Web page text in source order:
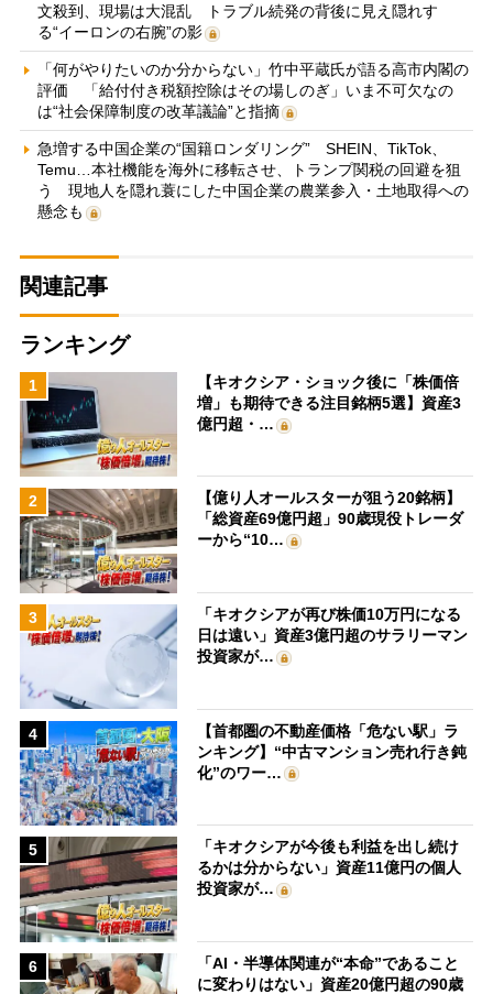
文殺到、現場は大混乱 トラブル続発の背後に見え隠れす
る“イーロンの右腕”の影
「何がやりたいのか分からない」竹中平蔵氏が語る高市内閣の
評価 「給付付き税額控除はその場しのぎ」いま不可欠なの
は“社会保障制度の改革議論”と指摘
急増する中国企業の“国籍ロンダリング” SHEIN、TikTok、
Temu…本社機能を海外に移転させ、トランプ関税の回避を狙
う 現地人を隠れ蓑にした中国企業の農業参入・土地取得への
懸念も
関連記事
ランキング
1
【キオクシア・ショック後に「株価倍
増」も期待できる注目銘柄5選】資産3
億円超・…
2
【億り人オールスターが狙う20銘柄】
「総資産69億円超」90歳現役トレーダ
ーから“10…
3
「キオクシアが再び株価10万円になる
日は遠い」資産3億円超のサラリーマン
投資家が…
4
【首都圏の不動産価格「危ない駅」ラ
ンキング】“中古マンション売れ行き鈍
化”のワー…
5
「キオクシアが今後も利益を出し続け
るかは分からない」資産11億円の個人
投資家が…
6
「AI・半導体関連が“本命”であること
に変わりはない」資産20億円超の90歳